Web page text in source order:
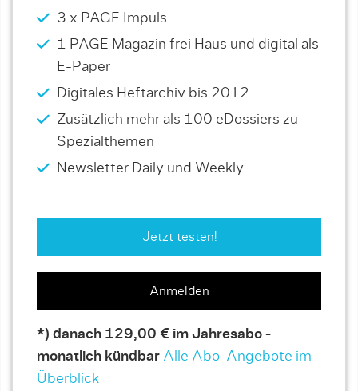
3 x PAGE Impuls
1 PAGE Magazin frei Haus und digital als
E-Paper
Digitales Heftarchiv bis 2012
Zusätzlich mehr als 100 eDossiers zu
Spezialthemen
Newsletter Daily und Weekly
Jetzt testen!
Anmelden
*) danach 129,00 € im Jahresabo -
monatlich kündbar Alle Abo-Angebote im
Überblick